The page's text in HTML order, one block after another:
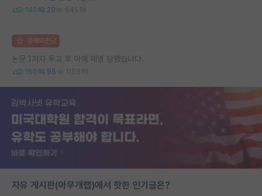
140 20 64519
명예의전당
논문 1저자 투고 후 아예 제명 당했습니다.
156 95 115910
자유 게시판(아무개랩)에서 핫한 인기글은?